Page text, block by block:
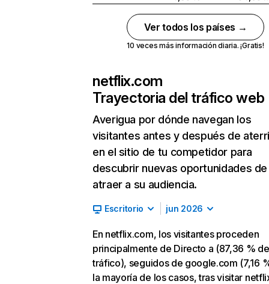
Ver todos los países →
10 veces más información diaria. ¡Gratis!
netflix.com
Trayectoria del tráfico web
Averigua por dónde navegan los
visitantes antes y después de
en el sitio de tu competidor para
descubrir nuevas oportunidades de
atraer a su audiencia.
Escritorio jun 2026
En netflix.com, los visitantes proceden
principalmente de Directo a (87,36 % de
tráfico), seguidos de google.com (7,16
la mayoría de los casos, tras visitar